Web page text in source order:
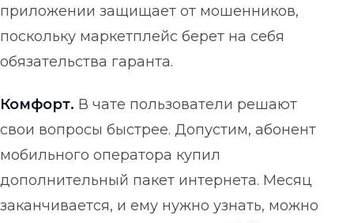
приложении защищает от мошенников,
поскольку маркетплейс берет на себя
обязательства гаранта.
Комфорт. В чате пользователи решают
свои вопросы быстрее. Допустим, абонент
мобильного оператора купил
дополнительный пакет интернета. Месяц
заканчивается, и ему нужно узнать, можно